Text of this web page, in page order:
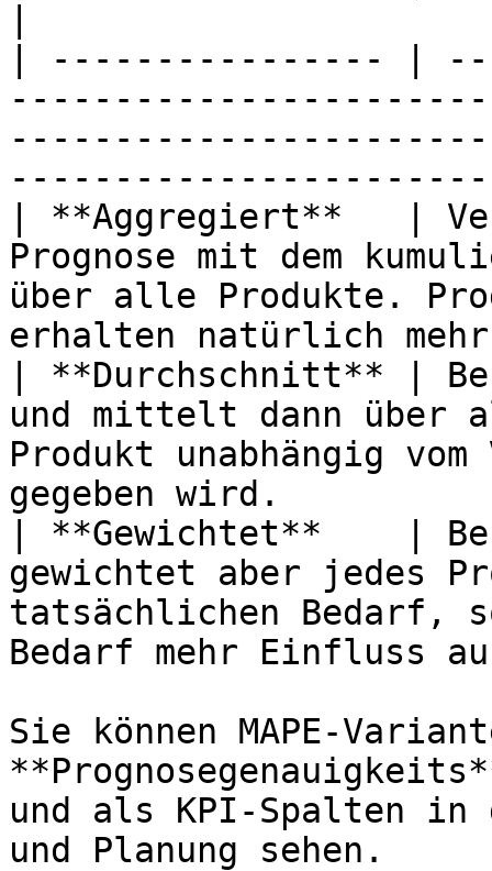
| ---------------- |
| **Aggregiert**   |
Prognose mit dem
über alle Produkte.
erhalten natürlich
| **Durchschnitt** |
und mittelt dann über
Produkt unabhängig
gegeben wird.
| **Gewichtet**    |
gewichtet aber jedes
tatsächlichen Bedarf,
Bedarf mehr Einfluss
Sie können MAPE-
und als KPI-Spalten in
und Planung sehen.